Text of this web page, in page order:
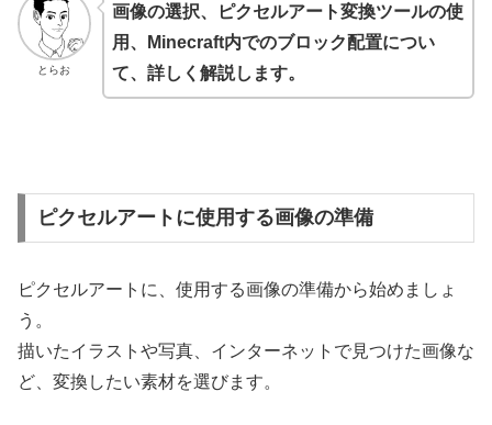
とらお
画像の選択、ピクセルアート変換ツールの使
用、Minecraft内でのブロック配置につい
て、詳しく解説します。
ピクセルアートに使用する画像の準備
ピクセルアートに、使用する画像の準備から始めましょ
う。
描いたイラストや写真、インターネットで見つけた画像な
ど、変換したい素材を選びます。